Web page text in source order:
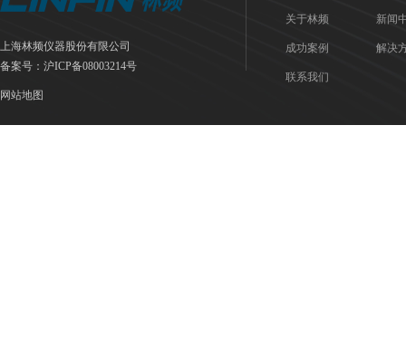
上海林频仪器股份有限公司
备案号： 沪ICP备08003214号
网站地图
关于林频 新闻
成功案例 解决
联系我们